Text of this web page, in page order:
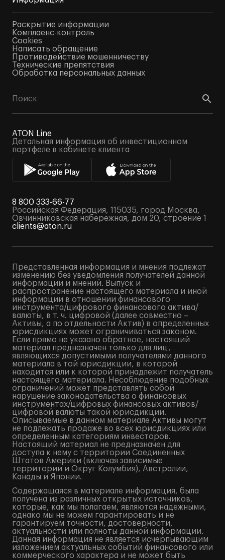
Раскрытие информации
Комплаенс-контроль
Cookies
Написать обращение
Противодействие мошенничеству
Технические препятствия
Обработка персональных данных
ATON Line
Детальная информация об инвестиционном
портфеле в кабинете клиента
8 800 333-66-77
Российская Федерация, 115035, город Москва,
Овчинниковская набережная, дом 20, строение 1
clients@aton.ru
Представленная информация и мнения подлежат
изменению без уведомления получателей данной
информации и мнений. Выпуск и
распространение настоящего материала и иной
информации в отношении финансового
инструмента/цифрового финансового актива/
валюты, в т. ч. цифровой (далее совместно –
Активы, а по отдельности Актив) в определенных
юрисдикциях может ограничиваться законом.
Если прямо не указано обратное, настоящий
материал предназначен только для лиц,
являющихся допустимыми получателями данного
материала в той юрисдикции, в которой
находится или к которой принадлежит получатель
настоящего материала. Несоблюдение подобных
ограничений может представлять собой
нарушение законодательства о финансовых
инструментах/цифровых финансовых активов/
цифровой валюты такой юрисдикции.
Описываемые в данном материале Активы могут
не подлежать продаже во всех юрисдикциях или
определенным категориям инвесторов.
Настоящий материал не предназначен для
доступа к нему с территории Соединенных
Штатов Америки (включая зависимые
территории и Округ Колумбия), Австралии,
Канады и Японии.
Содержащаяся в материале информация, была
получена из различных открытых источников,
которые, как мы полагаем, являются надежными,
однако мы не можем гарантировать и не
гарантируем точности, достоверности,
актуальности или полноты данной информации.
Данная информация не является исчерпывающим
изложением актуальных событий финансового или
коммерческого характера и не может быть